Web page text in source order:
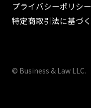
プライバシーポリシー
特定商取引法に基づ
© Business & Law LLC.